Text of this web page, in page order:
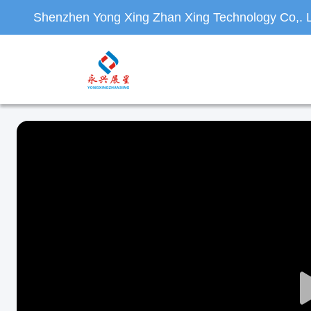
Shenzhen Yong Xing Zhan Xing Technology Co,.